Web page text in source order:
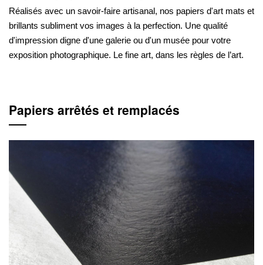
Réalisés avec un savoir-faire artisanal, nos papiers d'art mats et
brillants subliment vos images à la perfection. Une qualité
d'impression digne d'une galerie ou d'un musée pour votre
exposition photographique. Le fine art, dans les règles de l’art.
Papiers arrêtés et remplacés